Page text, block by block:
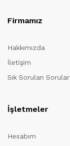
Firmamız
Hakkımızda
İletişim
Sık Sorulan Sorular
İşletmeler
Hesabım